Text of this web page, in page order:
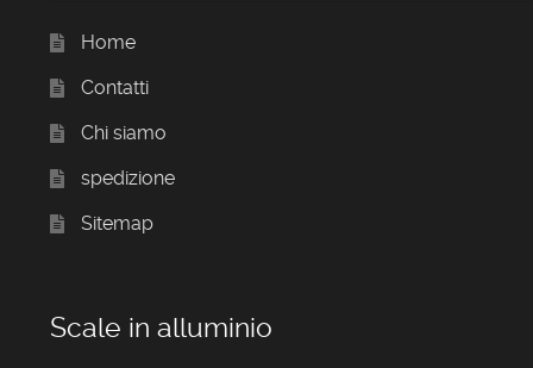
Home
Contatti
Chi siamo
spedizione
Sitemap
Scale in alluminio